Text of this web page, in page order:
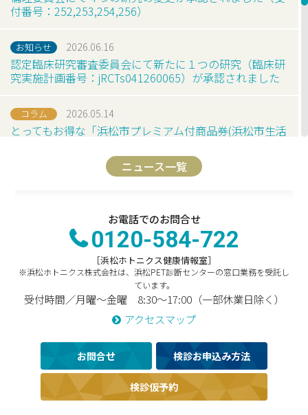
付番号：252,253,254,256）
お知らせ 2026.06.16
認定臨床研究審査委員会にて新たに１つの研究（臨床研
究実施計画番号：jRCTs041260065）が承認されました
コラム 2026.05.14
とってもお得な「浜松市プレミアム付商品券(浜松市生活
2026.04.28
2026.04.27
ゴールデンウイーク休業のお知らせ［2026年5月2日(土)
～2026年5月6日(水)］
2026.04.17
付番号：250）
お知らせ 2026.03.18
認定臨床研究審査委員会にて新たに１つの研究（臨床研
ニュース一覧
お電話でのお問合せ
0120-584-722
［浜松ホトニクス健康情報室］
※浜松ホトニクス株式会社は、浜松PET診断センターの窓口業務を受託し
ています。
受付時間／月曜～金曜 8:30～17:00（一部休業日除く）
アクセスマップ
お問合せ 検診お申込み方法
検診仮予約